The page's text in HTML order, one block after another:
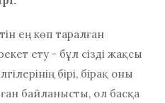
ең көп таралған
ету - бұл сізді жақсы
бірі, бірақ оны
байланысты, ол басқа